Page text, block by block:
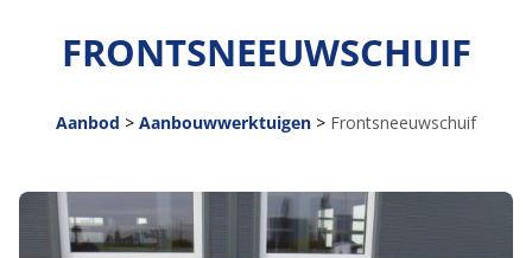
FRONTSNEEUWSCHUIF
Aanbod > Aanbouwwerktuigen > Frontsneeuwschuif